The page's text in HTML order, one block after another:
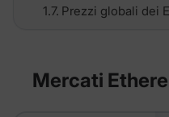
Prezzi globali dei
Mercati